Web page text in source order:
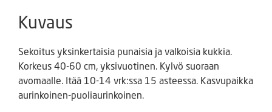
Kuvaus
Sekoitus yksinkertaisia punaisia ja valkoisia kukkia.
Korkeus 40-60 cm, yksivuotinen. Kylvö suoraan
avomaalle. Itää 10-14 vrk:ssa 15 asteessa. Kasvupaikka
aurinkoinen-puoliaurinkoinen.